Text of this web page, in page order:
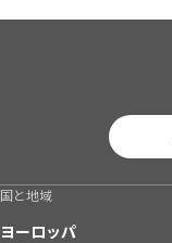
国と地域
ヨーロッパ